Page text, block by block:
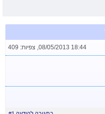
08/05/2013 18:44
, צפיות: 409